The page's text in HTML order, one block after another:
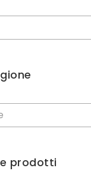
prodotti